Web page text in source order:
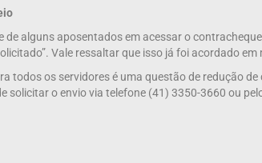
de alguns aposentados em acessar o
Vale ressaltar que isso já foi acordado
todos os servidores é uma questão de redução
solicitar o envio via telefone (41) 3350-3660 ou